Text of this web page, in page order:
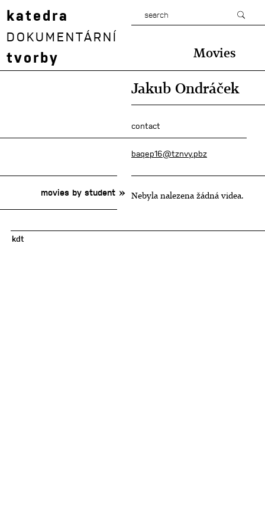
katedra
DOKUMENTÁRNÍ
tvorby Movies
Jakub Ondráček
contact
baqep16@tznvy.pbz
movies by student Nebyla nalezena žádná videa.
kdt